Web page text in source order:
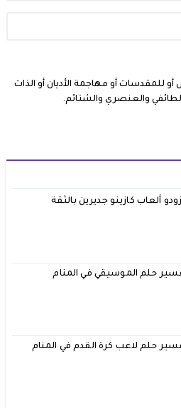
للمقدسات أو مهاجمة الأديان أو الذات
والعنصري والشتائم.
ألعاب كازينو جديرين بالثقة
حلم الموسيقي في المنام
حلم لاعب كرة القدم في المنام